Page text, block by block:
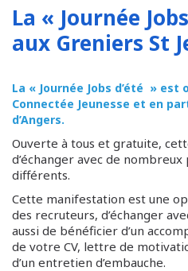
La « Journée
aux Greniers St
La « Journée Jobs d’été » est
Connectée Jeunesse et en
d’Angers.
Ouverte à tous et gratuite,
d’échanger avec de
différents.
Cette manifestation est une
des recruteurs, d’échanger
aussi de bénéficier d’un
de votre CV, lettre de
d’un entretien d’embauche.